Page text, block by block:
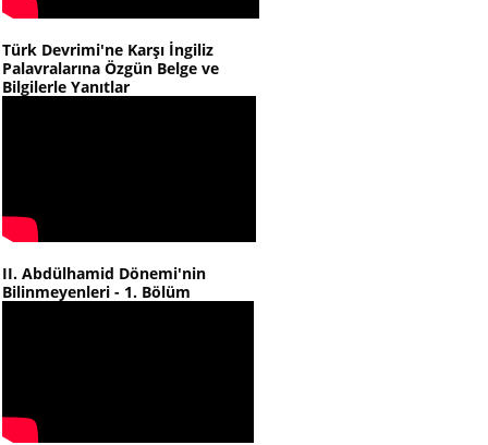
Türk Devrimi'ne Karşı İngiliz
Palavralarına Özgün Belge ve
Bilgilerle Yanıtlar
II. Abdülhamid Dönemi'nin
Bilinmeyenleri - 1. Bölüm